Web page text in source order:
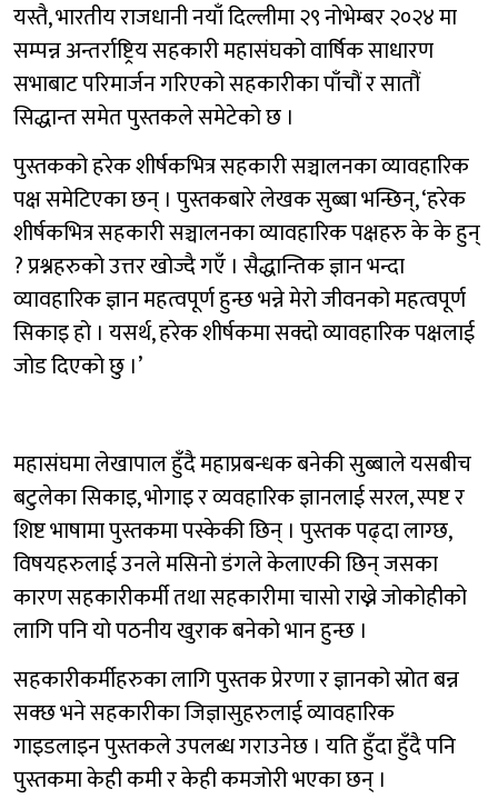
यस्तै, भारतीय राजधानी नयाँ दिल्लीमा २९ नोभेम्बर २०२४ मा
सम्पन्न अन्तर्राष्ट्रिय सहकारी महासंघको वार्षिक साधारण
सभाबाट परिमार्जन गरिएको सहकारीका पाँचौं र सातौं
सिद्धान्त समेत पुस्तकले समेटेको छ ।
पुस्तकको हरेक शीर्षकभित्र सहकारी सञ्चालनका व्यावहारिक
पक्ष समेटिएका छन् । पुस्तकबारे लेखक सुब्बा भन्छिन्, ‘हरेक
शीर्षकभित्र सहकारी सञ्चालनका व्यावहारिक पक्षहरु के के हुन्
? प्रश्नहरुको उत्तर खोज्दै गएँ । सैद्धान्तिक ज्ञान भन्दा
व्यावहारिक ज्ञान महत्वपूर्ण हुन्छ भन्ने मेरो जीवनको महत्वपूर्ण
सिकाइ हो । यसर्थ, हरेक शीर्षकमा सक्दो व्यावहारिक पक्षलाई
जोड दिएको छु ।’
महासंघमा लेखापाल हुँदै महाप्रबन्धक बनेकी सुब्बाले यसबीच
बटुलेका सिकाइ, भोगाइ र व्यवहारिक ज्ञानलाई सरल, स्पष्ट र
शिष्ट भाषामा पुस्तकमा पस्केकी छिन् । पुस्तक पढ्दा लाग्छ,
विषयहरुलाई उनले मसिनो डंगले केलाएकी छिन् जसका
कारण सहकारीकर्मी तथा सहकारीमा चासो राख्ने जोकोहीको
लागि पनि यो पठनीय खुराक बनेको भान हुन्छ ।
सहकारीकर्मीहरुका लागि पुस्तक प्रेरणा र ज्ञानको स्रोत बन्न
सक्छ भने सहकारीका जिज्ञासुहरुलाई व्यावहारिक
गाइडलाइन पुस्तकले उपलब्ध गराउनेछ । यति हुँदा हुँदै पनि
पुस्तकमा केही कमी र केही कमजोरी भएका छन् ।